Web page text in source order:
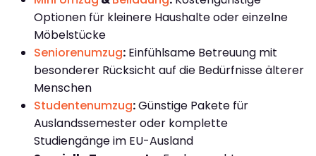
Optionen für kleinere Haushalte oder einzelne
Möbelstücke
Seniorenumzug: Einfühlsame Betreuung mit
besonderer Rücksicht auf die Bedürfnisse älterer
Menschen
Studentenumzug:Günstige Pakete für
Auslandssemester oder komplette
Studiengänge im EU-Ausland